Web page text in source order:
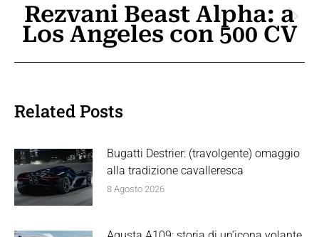
Prossimo
post:
Rezvani Beast Alpha: a
Los Angeles con 500 CV
Related Posts
Bugatti Destrier: (travolgente) omaggio
alla tradizione cavalleresca
8 Agosto 2026